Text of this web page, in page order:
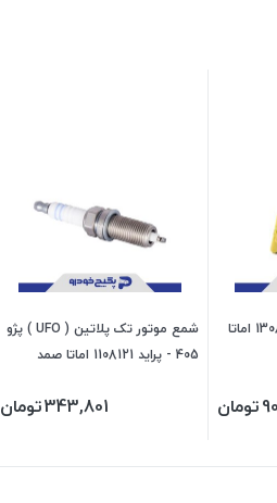
سوکت دو فیش زرد 1308013 اماتا
تومان
شمع موتور تک پلاتین ( UFO ) پژو
405 - پراید 1108121 اماتا صمد
343,801تومان